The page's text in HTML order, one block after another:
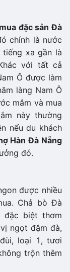
mua đặc sản Đà
chính là nước
tiếng xa gần là
với tất cả
Ô được làm
làng Nam Ô
mắm và mua
này thường
nếu du khách
Hàn Đà Nẵng
đó.
được nhiều
Chả bò Đà
đặc biệt thơm
ngọt đậm đà,
loại 1, tươi
trộn thêm